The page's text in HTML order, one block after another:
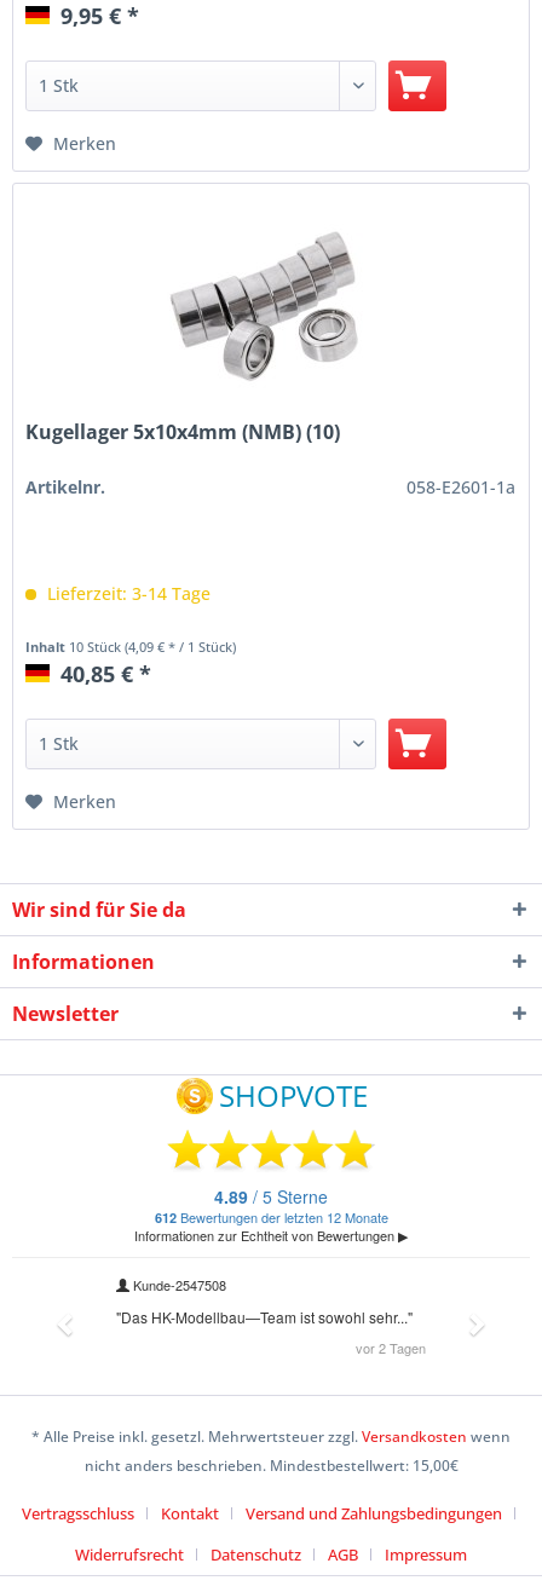
9,95 € *
Merken
Kugellager 5x10x4mm (NMB) (10)
Artikelnr. 058-E2601-1a
Lieferzeit: 3-14 Tage
Inhalt 10 Stück(4,09 € * / 1 Stück)
40,85 € *
Merken
Wir sind für Sie da
Informationen
Newsletter
* Alle Preise inkl. gesetzl. Mehrwertsteuer zzgl.Versandkosten wenn
nicht anders beschrieben. Mindestbestellwert: 15,00€
Vertragsschluss Kontakt
Versand und Zahlungsbedingungen
Widerrufsrecht
Datenschutz AGB Impressum